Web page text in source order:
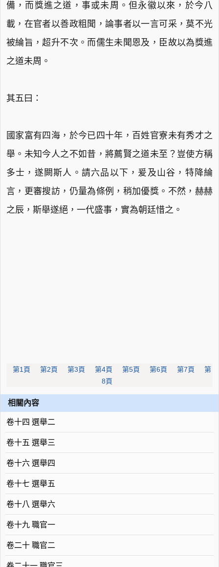
備，而獎進之道，事或未周。但永徽以來，於今八
載，在官者以善政粗聞，論事者以一言可采，莫不光
被綸旨，超升不次。而儒生未聞恩及，臣故以為獎進
之道未周。
其五曰：
國家富有四海，於今已四十年，百姓官寮未有秀才之
舉。未知今人之不如昔，將薦賢之道未至？豈使方稱
多士，遂闕斯人。請六品以下，爰及山谷，特降綸
言，更審搜訪，仍量為條例，稍加優獎。不然，赫赫
之辰，斯舉遂絕，一代盛事，實為朝廷惜之。
第1頁 第2頁 第3頁 第4頁 第5頁 第6頁 第7頁
第
8頁
相關內容
卷十四 選舉二
卷十五 選舉三
卷十六 選舉四
卷十七 選舉五
卷十八 選舉六
卷十九 職官一
卷二十 職官二